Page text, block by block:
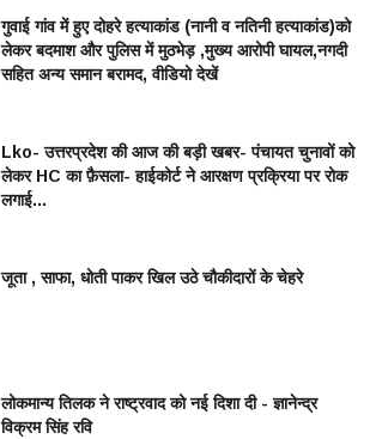
गुवाई गांव में हुए दोहरे हत्याकांड (नानी व नतिनी हत्याकांड)को
लेकर बदमाश और पुलिस में मुठभेड़ ,मुख्य आरोपी घायल,नगदी
सहित अन्य समान बरामद, वीडियो देखें
Lko- उत्तरप्रदेश की आज की बड़ी खबर- पंचायत चुनावों को
लेकर HC का फ़ैसला- हाईकोर्ट ने आरक्षण प्रक्रिया पर रोक
लगाई...
जूता , साफा, धोती पाकर खिल उठे चौकीदारों के चेहरे
लोकमान्य तिलक ने राष्ट्रवाद को नई दिशा दी - ज्ञानेन्द्र
विक्रम सिंह रवि